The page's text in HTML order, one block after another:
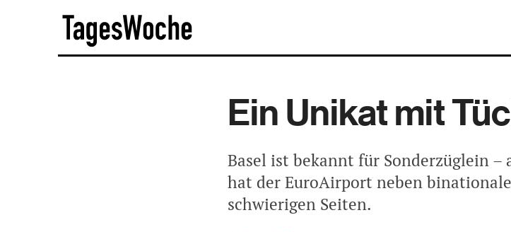
Ein Unikat mit
Basel ist bekannt für Sonderzüglein –
hat der EuroAirport neben
schwierigen Seiten.